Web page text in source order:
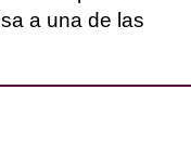
a una de las